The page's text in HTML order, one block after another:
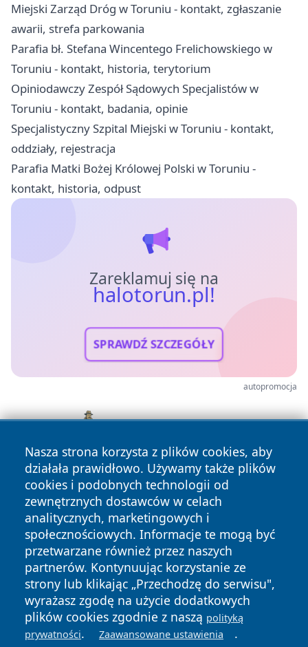
Miejski Zarząd Dróg w Toruniu - kontakt, zgłaszanie
awarii, strefa parkowania
Parafia bł. Stefana Wincentego Frelichowskiego w
Toruniu - kontakt, historia, terytorium
Opiniodawczy Zespół Sądowych Specjalistów w
Toruniu - kontakt, badania, opinie
Specjalistyczny Szpital Miejski w Toruniu - kontakt,
oddziały, rejestracja
Parafia Matki Bożej Królowej Polski w Toruniu -
kontakt, historia, odpust
Zareklamuj się na
halotorun.pl!
SPRAWDŹ SZCZEGÓŁY
autopromocja
Nasza strona korzysta z plików cookies, aby
działała prawidłowo. Używamy także plików
cookies i podobnych technologii od
zewnętrznych dostawców w celach
analitycznych, marketingowych i
społecznościowych. Informacje te mogą być
przetwarzane również przez naszych
partnerów. Kontynuując korzystanie ze
strony lub klikając „Przechodzę do serwisu",
wyrażasz zgodę na użycie dodatkowych
plików cookies zgodnie z naszą polityką
prywatności. Zaawansowane ustawienia .
Copyright © 2026 halotorun.pl Wszystkie prawa zastrzeżone.
News Autorzy
Polityka
Prywatności
Polityka
Cookies